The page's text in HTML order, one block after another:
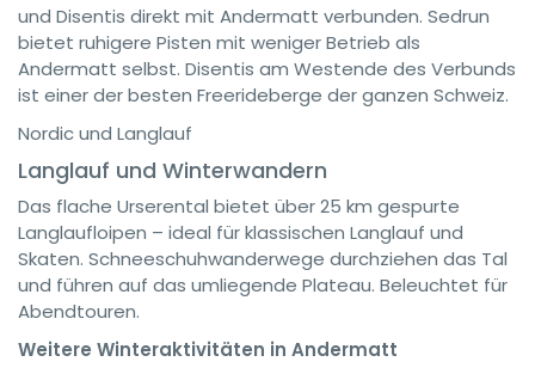
und Disentis direkt mit Andermatt verbunden. Sedrun
bietet ruhigere Pisten mit weniger Betrieb als
Andermatt selbst. Disentis am Westende des Verbunds
ist einer der besten Freerideberge der ganzen Schweiz.
Nordic und Langlauf
Langlauf und Winterwandern
Das flache Urserental bietet über 25 km gespurte
Langlaufloipen – ideal für klassischen Langlauf und
Skaten. Schneeschuhwanderwege durchziehen das Tal
und führen auf das umliegende Plateau. Beleuchtet für
Abendtouren.
Weitere Winteraktivitäten in Andermatt